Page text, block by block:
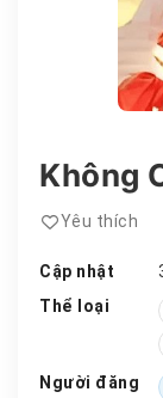
Không
Yêu thích
Cập nhật
Thể loại
Người đăng